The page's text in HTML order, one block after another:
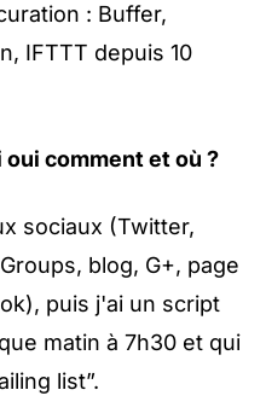
: Buffer,
IFTTT depuis 10
comment et où ?
sociaux (Twitter,
blog, G+, page
puis j'ai un script
matin à 7h30 et qui
list”.